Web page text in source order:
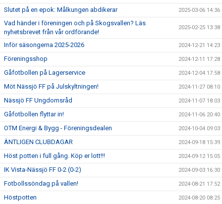
Slutet på en epok: Målkungen abdikerar 2025-03-06 14:36
Vad händer i föreningen och på Skogsvallen? Läs
nyhetsbrevet från vår ordförande!
2025-02-25 13:38
Inför säsongerna 2025-2026 2024-12-21 14:23
Föreningsshop 2024-12-11 17:28
Gåfotbollen på Lagerservice 2024-12-04 17:58
Möt Nässjö FF på Julskyltningen! 2024-11-27 08:10
Nässjö FF Ungdomsråd 2024-11-07 18:03
Gåfotbollen flyttar in! 2024-11-06 20:40
OTM Energi & Bygg - Föreningsdealen 2024-10-04 09:03
ÄNTLIGEN CLUBDAGAR 2024-09-18 15:39
Höst potten i full gång. Köp er lott!!! 2024-09-12 15:05
IK Vista-Nässjö FF 0-2 (0-2) 2024-09-03 16:30
Fotbollssöndag på vallen! 2024-08-21 17:52
Höstpotten 2024-08-20 08:25